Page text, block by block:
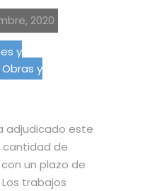
2020
y
Obras y
adjudicado este
cantidad de
un plazo de
trabajos